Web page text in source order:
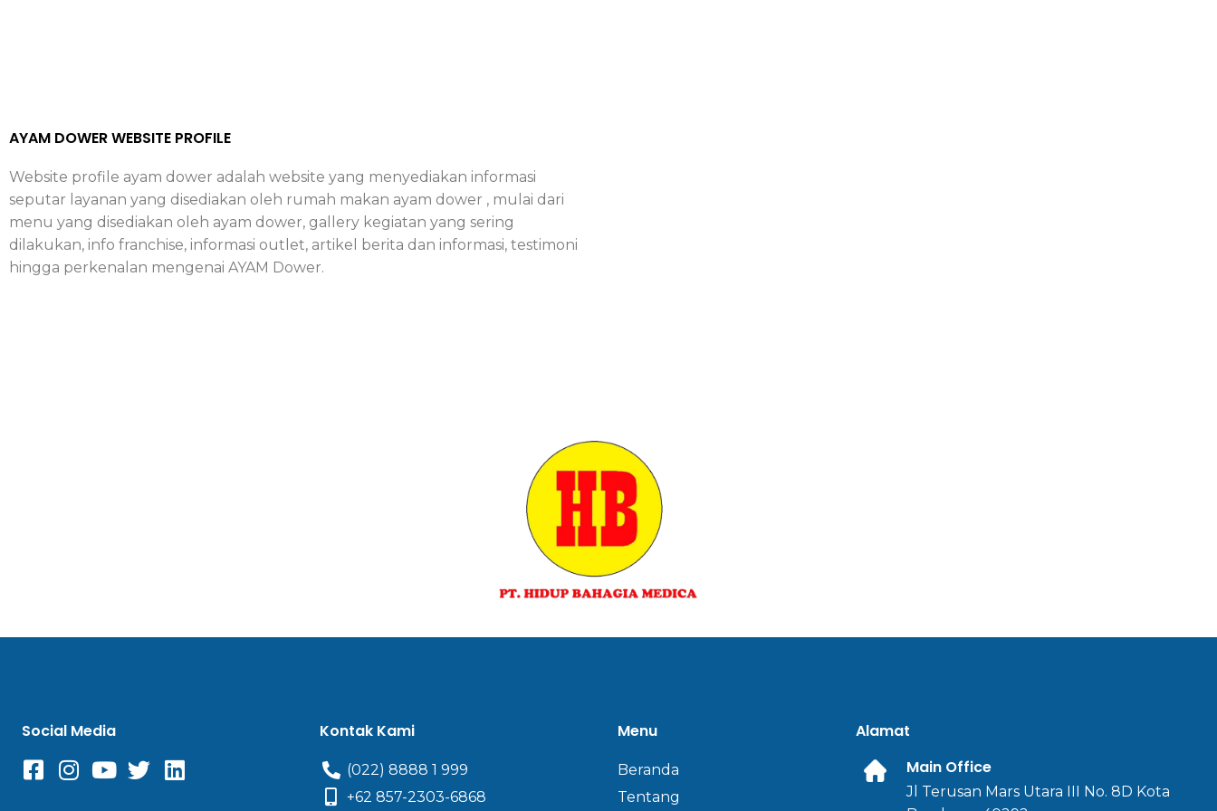
AYAM DOWER WEBSITE PROFILE
Website profile ayam dower adalah website yang menyediakan informasi
seputar layanan yang disediakan oleh rumah makan ayam dower , mulai dari
menu yang disediakan oleh ayam dower, gallery kegiatan yang sering
dilakukan, info franchise, informasi outlet, artikel berita dan informasi, testimoni
hingga perkenalan mengenai AYAM Dower.
Social Media Kontak Kami
(022) 8888 1 999
+62 857-2303-6868
Menu
Beranda
Tentang
Alamat
Main Office
Jl Terusan Mars Utara III No. 8D Kota